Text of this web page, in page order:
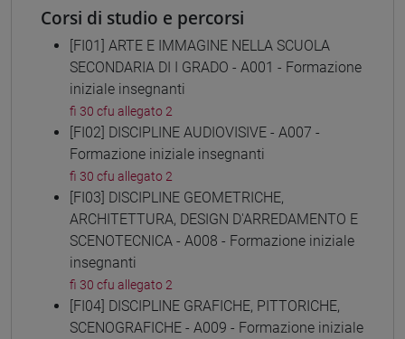
Corsi di studio e percorsi
[FI01] ARTE E IMMAGINE NELLA SCUOLA
SECONDARIA DI I GRADO - A001 - Formazione
iniziale insegnanti
fi 30 cfu allegato 2
[FI02] DISCIPLINE AUDIOVISIVE - A007 -
Formazione iniziale insegnanti
fi 30 cfu allegato 2
[FI03] DISCIPLINE GEOMETRICHE,
ARCHITETTURA, DESIGN D'ARREDAMENTO E
SCENOTECNICA - A008 - Formazione iniziale
insegnanti
fi 30 cfu allegato 2
[FI04] DISCIPLINE GRAFICHE, PITTORICHE,
SCENOGRAFICHE - A009 - Formazione iniziale